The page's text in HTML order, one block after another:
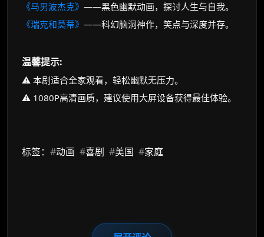
《马男波杰克》 ——黑色幽默动画，探讨人生与自我。
《瑞克和莫蒂》 ——科幻脑洞神作，笑点与深度并存。
温馨提示:
⚠️ 本剧适合全家观看，轻松幽默无压力。
⚠️ 1080P高清画质，建议使用大屏设备获得最佳体验。
标签： #动画 #喜剧 #美国 #家庭